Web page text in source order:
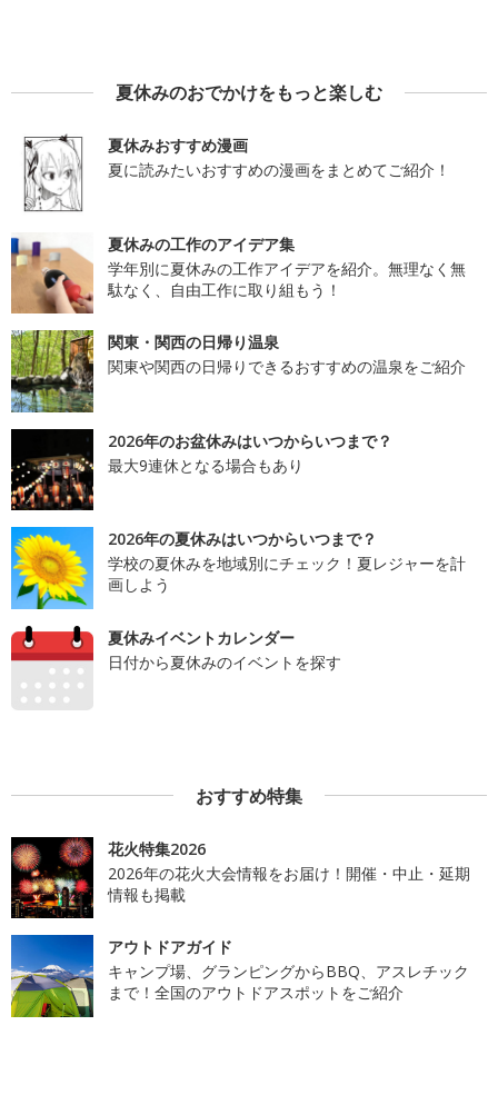
夏休みのおでかけをもっと楽しむ
夏休みおすすめ漫画
夏に読みたいおすすめの漫画をまとめてご紹介！
夏休みの工作のアイデア集
学年別に夏休みの工作アイデアを紹介。無理なく無
駄なく、自由工作に取り組もう！
関東・関西の日帰り温泉
関東や関西の日帰りできるおすすめの温泉をご紹介
2026年のお盆休みはいつからいつまで？
最大9連休となる場合もあり
2026年の夏休みはいつからいつまで？
学校の夏休みを地域別にチェック！夏レジャーを計
画しよう
夏休みイベントカレンダー
日付から夏休みのイベントを探す
おすすめ特集
花火特集2026
2026年の花火大会情報をお届け！開催・中止・延期
情報も掲載
アウトドアガイド
キャンプ場、グランピングからBBQ、アスレチック
まで！全国のアウトドアスポットをご紹介